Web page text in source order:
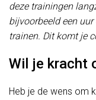
deze trainingen
bijvoorbeeld een
trainen. Dit komt je
Wil je kracht
Heb je de wens om